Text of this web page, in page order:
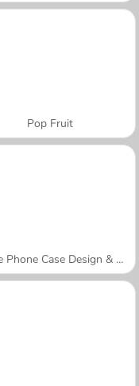
Pop Fruit
Mobile Phone Case Design & DIY